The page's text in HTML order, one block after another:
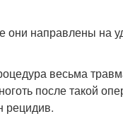
они направлены на
весьма
после такой
рецидив.